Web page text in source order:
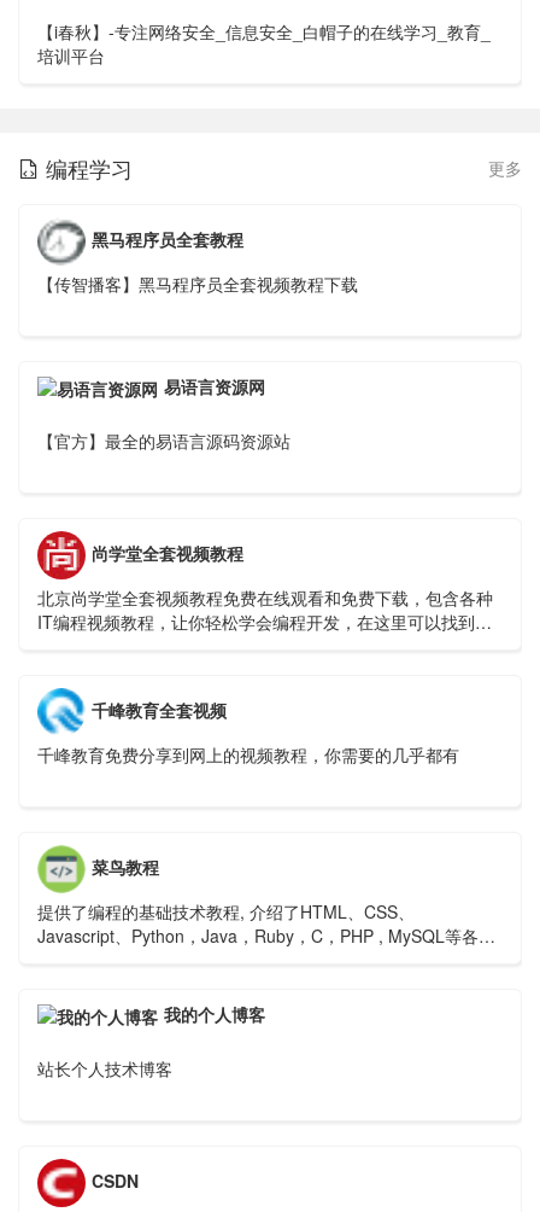
【i春秋】-专注网络安全_信息安全_白帽子的在线学习_教育_
培训平台
 编程学习 更多
黑马程序员全套教程
【传智播客】黑马程序员全套视频教程下载
易语言资源网
【官方】最全的易语言源码资源站
尚学堂全套视频教程
北京尚学堂全套视频教程免费在线观看和免费下载，包含各种
IT编程视频教程，让你轻松学会编程开发，在这里可以找到你
千峰教育全套视频
千峰教育免费分享到网上的视频教程，你需要的几乎都有
菜鸟教程
提供了编程的基础技术教程, 介绍了HTML、CSS、
Javascript、Python，Java，Ruby，C，PHP , MySQL等各种
我的个人博客
站长个人技术博客
CSDN